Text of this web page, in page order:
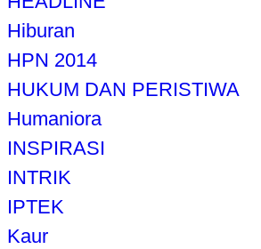
Hiburan
HPN 2014
HUKUM DAN PERISTIWA
Humaniora
INSPIRASI
INTRIK
IPTEK
Kaur